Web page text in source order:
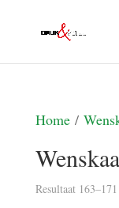
Home/
Resultaat